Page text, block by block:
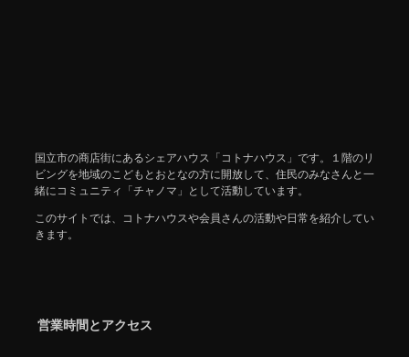
国立市の商店街にあるシェアハウス「コトナハウス」です。１階のリ
ビングを地域のこどもとおとなの方に開放して、住民のみなさんと一
緒にコミュニティ「チャノマ」として活動しています。
このサイトでは、コトナハウスや会員さんの活動や日常を紹介してい
きます。
営業時間とアクセス